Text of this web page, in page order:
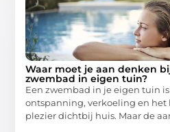
Waar moet je aan denken
zwembad in eigen tuin?
Een zwembad in je eigen tuin
ontspanning, verkoeling en het
plezier dichtbij huis. Maar de